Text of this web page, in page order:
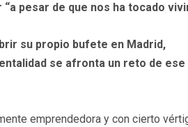
pesar de que nos ha tocado
su propio bufete en Madrid,
se afronta un reto de ese
emprendedora y con cierto